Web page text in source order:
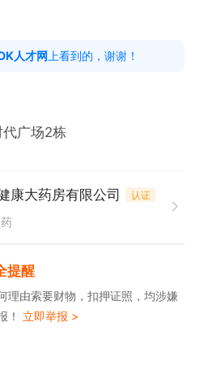
场竞品对标、全渠道商品运
营销，提升整体销售与利
度流程完善、团队管理及绩
、市场营销、经管类优先；
合规；
毛利提升、库存管理经验，
人才网 上看到的，谢谢！
广场2栋
康大药房有限公司 认证
提醒
理由索要财物，扣押证照，均涉嫌
！ 立即举报 >